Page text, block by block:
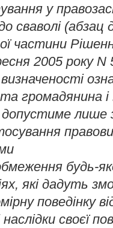
у
сваволі (абзац
частини
2005 року
громадянина і
лише
будь-
які дадуть
поведінку
своєї